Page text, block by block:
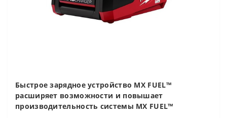
Быстрое зарядное устройство MX FUEL™
расширяет возможности и повышает
производительность системы MX FUEL™